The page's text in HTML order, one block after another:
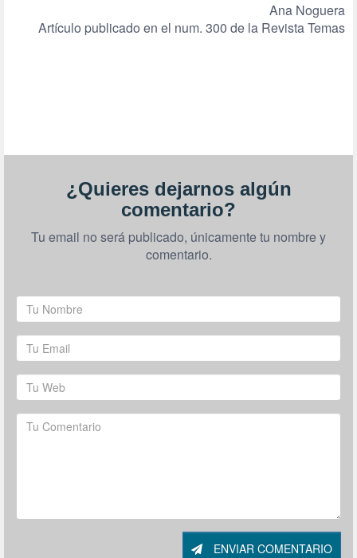
Ana Noguera
Artículo publicado en el num. 300 de la Revista Temas
¿Quieres dejarnos algún
comentario?
Tu email no será publicado, únicamente tu nombre y
comentario.
ENVIAR COMENTARIO